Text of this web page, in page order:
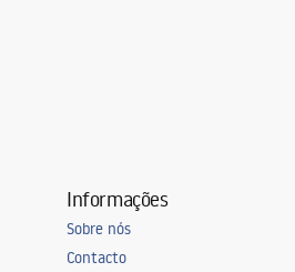
Informações
Sobre nós
Contacto